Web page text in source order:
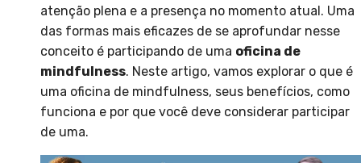
atenção plena e a presença no momento atual. Uma
das formas mais eficazes de se aprofundar nesse
conceito é participando de uma oficina de
mindfulness. Neste artigo, vamos explorar o que é
uma oficina de mindfulness, seus benefícios, como
funciona e por que você deve considerar participar
de uma.